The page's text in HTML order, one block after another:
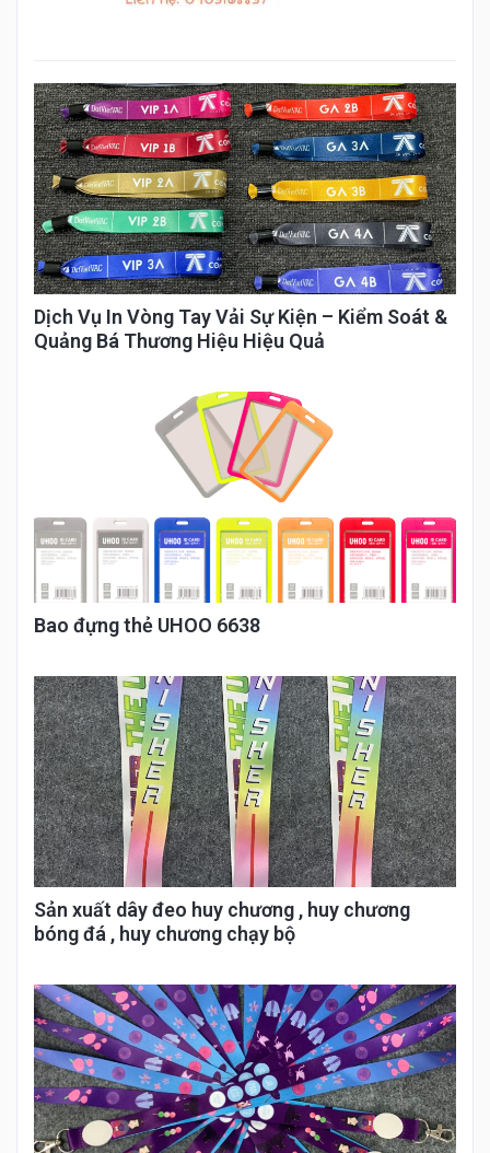
Dịch Vụ In Vòng Tay Vải Sự Kiện – Kiểm Soát &
Quảng Bá Thương Hiệu Hiệu Quả
Bao đựng thẻ UHOO 6638
Sản xuất dây đeo huy chương , huy chương
bóng đá , huy chương chạy bộ